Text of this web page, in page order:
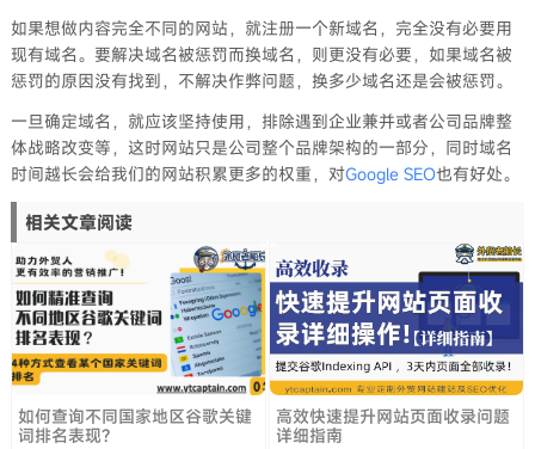
如果想做内容完全不同的网站，就注册一个新域名，完全没有必要用
现有域名。要解决域名被惩罚而换域名，则更没有必要，如果域名被
惩罚的原因没有找到，不解决作弊问题，换多少域名还是会被惩罚。
一旦确定域名，就应该坚持使用，排除遇到企业兼并或者公司品牌整
体战略改变等，这时网站只是公司整个品牌架构的一部分，同时域名
时间越长会给我们的网站积累更多的权重，对Google SEO也有好处。
相关文章阅读
如何查询不同国家地区谷歌关键
词排名表现？
高效快速提升网站页面收录问题
详细指南